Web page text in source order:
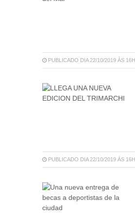
PUBLICADO DIA 22/10/2019 ÀS
PUBLICADO DIA 22/10/2019 ÀS